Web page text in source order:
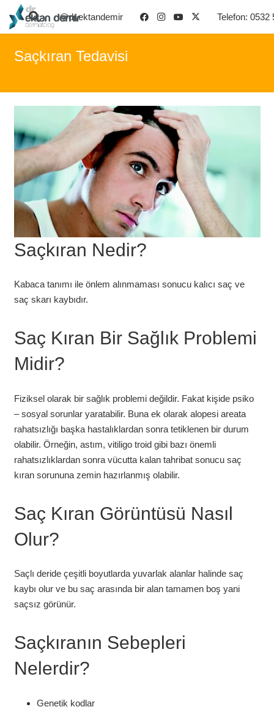
@dr.ektandemir Telefon: 0532
Saçkıran Tedavisi
Saçkıran Nedir?
Kabaca tanımı ile önlem alınmaması sonucu kalıcı saç ve
saç skarı kaybıdır.
Saç Kıran Bir Sağlık Problemi
Midir?
Fiziksel olarak bir sağlık problemi değildir. Fakat kişide psiko
– sosyal sorunlar yaratabilir. Buna ek olarak alopesi areata
rahatsızlığı başka hastalıklardan sonra tetiklenen bir durum
olabilir. Örneğin, astım, vitiligo troid gibi bazı önemli
rahatsızlıklardan sonra vücutta kalan tahribat sonucu saç
kıran sorununa zemin hazırlanmış olabilir.
Saç Kıran Görüntüsü Nasıl
Olur?
Saçlı deride çeşitli boyutlarda yuvarlak alanlar halinde saç
kaybı olur ve bu saç arasında bir alan tamamen boş yani
saçsız görünür.
Saçkıranın Sebepleri
Nelerdir?
Genetik kodlar